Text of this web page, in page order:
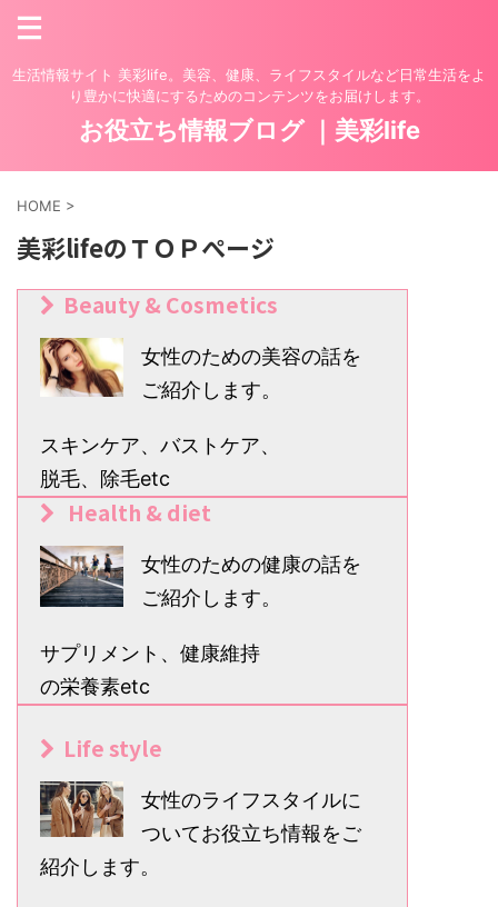
生活情報サイト 美彩life。美容、健康、ライフスタイルなど日常生活をよ
り豊かに快適にするためのコンテンツをお届けします。
お役立ち情報ブログ ｜美彩life
HOME >
美彩lifeのＴＯＰぺージ
Beauty & Cosmetics
女性のための美容の話を
ご紹介します。
スキンケア、バストケア、
脱毛、除毛etc
Health & diet
女性のための健康の話を
ご紹介します。
サプリメント、健康維持
の栄養素etc
Life style
女性のライフスタイルに
ついてお役立ち情報をご
紹介します。